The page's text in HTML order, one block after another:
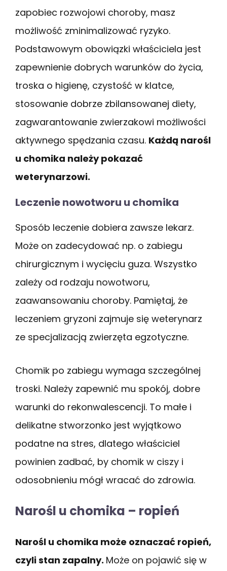
zapobiec rozwojowi choroby, masz
możliwość zminimalizować ryzyko.
Podstawowym obowiązki właściciela jest
zapewnienie dobrych warunków do życia,
troska o higienę, czystość w klatce,
stosowanie dobrze zbilansowanej diety,
zagwarantowanie zwierzakowi możliwości
aktywnego spędzania czasu. Każdą narośl
u chomika należy pokazać
weterynarzowi.
Leczenie nowotworu u chomika
Sposób leczenie dobiera zawsze lekarz.
Może on zadecydować np. o zabiegu
chirurgicznym i wycięciu guza. Wszystko
zależy od rodzaju nowotworu,
zaawansowaniu choroby. Pamiętaj, że
leczeniem gryzoni zajmuje się weterynarz
ze specjalizacją zwierzęta egzotyczne.
Chomik po zabiegu wymaga szczególnej
troski. Należy zapewnić mu spokój, dobre
warunki do rekonwalescencji. To małe i
delikatne stworzonko jest wyjątkowo
podatne na stres, dlatego właściciel
powinien zadbać, by chomik w ciszy i
odosobnieniu mógł wracać do zdrowia.
Narośl u chomika – ropień
Narośl u chomika może oznaczać ropień,
czyli stan zapalny. Może on pojawić się w